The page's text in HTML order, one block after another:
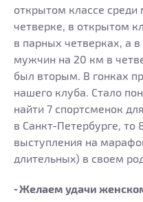
открытом классе
четверке, в открытом
в парных четверках, а
мужчин на 20 км в
был вторым. В гонках
нашего клуба. Стало
найти 7 спортсменок
в Санкт-Петербурге, то
выступления на
длительных) в своем
⁃ Желаем удачи